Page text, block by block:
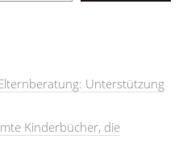
Unterstützung
Kinderbücher, die